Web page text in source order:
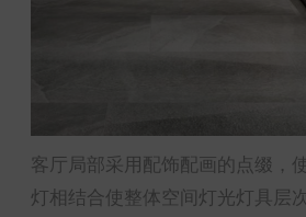
客厅局部采用配饰配画的点缀，
灯相结合使整体空间灯光灯具层